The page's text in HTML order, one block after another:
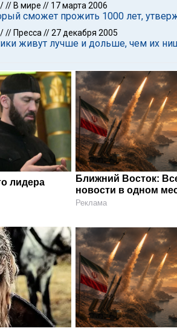
// В мире // 17 марта 2006
сможет прожить 1000 лет,
// Пресса //27 декабря 2005
живут лучше и дольше, чем их
лидера
Ближний Восток:
новости в одном
Реклама